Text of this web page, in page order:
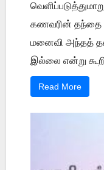
கணவரின் தந்தை
மனைவி அந்தத்
இல்லை என்று
Read More